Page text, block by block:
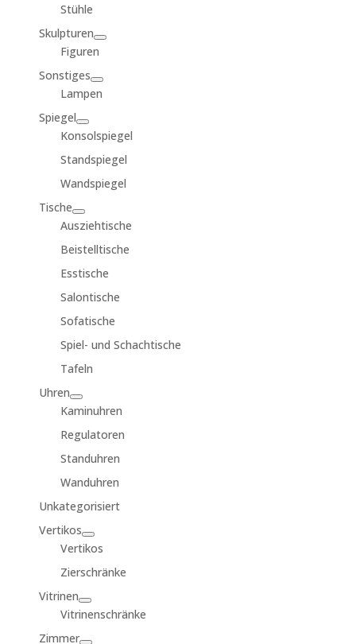
Stühle
Skulpturen
Figuren
Sonstiges
Lampen
Spiegel
Konsolspiegel
Standspiegel
Wandspiegel
Tische
Ausziehtische
Beistelltische
Esstische
Salontische
Sofatische
Spiel- und Schachtische
Tafeln
Uhren
Kaminuhren
Regulatoren
Standuhren
Wanduhren
Unkategorisiert
Vertikos
Vertikos
Zierschränke
Vitrinen
Vitrinenschränke
Zimmer